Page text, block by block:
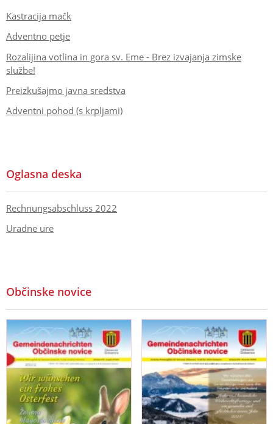
Kastracija mačk
Adventno petje
Rozalijina votlina in gora sv. Eme - Brez izvajanja zimske
službe!
Preizkušajmo javna sredstva
Adventni pohod (s krpljami)
Oglasna deska
Rechnungsabschluss 2022
Uradne ure
Občinske novice